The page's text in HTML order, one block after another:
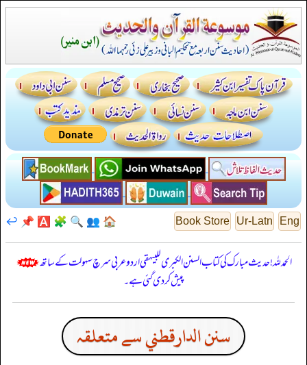
Eng
Ur-Latn
Book Store
🏠
👥
🔍
🧩
🅰️
📌
↩️
الحمدللہ! حدیث مبارک کی کتاب السنن الكبرى للبيهقي اردو عربی سرچ سہولت کے ساتھ
پیش کر دی گئی ہے۔
سنن الدارقطني سے متعلقہ